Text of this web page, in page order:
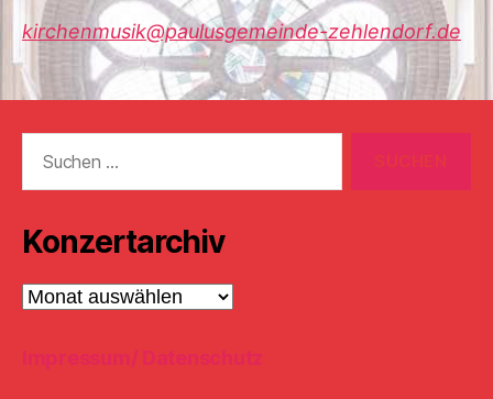
kirchenmusik@paulusgemeinde-zehlendorf.de
nach:
Konzertarchiv
Konzertarchiv
Impressum/ Datenschutz